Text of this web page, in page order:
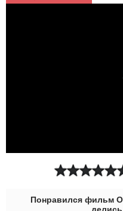
Понравился фильм